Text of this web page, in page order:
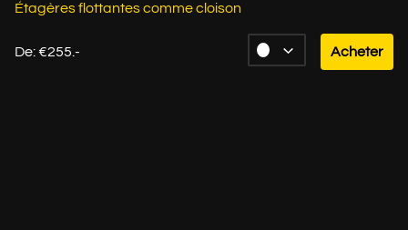
Étagères flottantes comme cloison
De: €255.- Acheter